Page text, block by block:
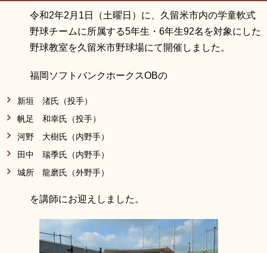
令和2年2月1日（土曜日）に、久留米市内の学童軟式
野球チームに所属する5年生・6年生92名を対象にした
野球教室を久留米市野球場にて開催しました。
福岡ソフトバンクホークスOBの
新垣 渚氏（投手）
帆足 和幸氏（投手）
河野 大樹氏（内野手）
田中 瑞季氏（内野手）
城所 龍磨氏（外野手）
を講師にお迎えしました。